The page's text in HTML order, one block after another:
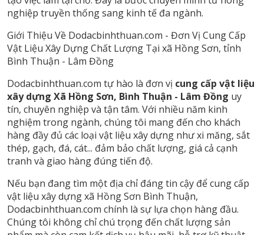
nghiệp truyền thống sang kinh tế đa ngành.
Giới Thiệu Về Dodacbinhthuan.com - Đơn Vị Cung Cấp
Vật Liệu Xây Dựng Chất Lượng Tại xã Hồng Sơn, tỉnh
Bình Thuận - Lâm Đồng
Dodacbinhthuan.com tự hào là đơn vị cung cấp vật liệu
xây dựng Xã Hồng Sơn, Bình Thuận - Lâm Đồng uy
tín, chuyên nghiệp và tận tâm. Với nhiều năm kinh
nghiệm trong ngành, chúng tôi mang đến cho khách
hàng đầy đủ các loại vật liệu xây dựng như xi măng, sắt
thép, gạch, đá, cát... đảm bảo chất lượng, giá cả cạnh
tranh và giao hàng đúng tiến độ.
Nếu bạn đang tìm một địa chỉ đáng tin cậy để cung cấp
vật liệu xây dựng xã Hồng Sơn Bình Thuận,
Dodacbinhthuan.com chính là sự lựa chọn hàng đầu.
Chúng tôi không chỉ chú trọng đến chất lượng sản